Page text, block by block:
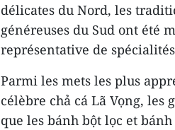
délicates du Nord, les
généreuses du Sud ont été
représentative de
Parmi les mets les plus
célèbre chả cá Lã Vọng,
que les bánh bột lọc et